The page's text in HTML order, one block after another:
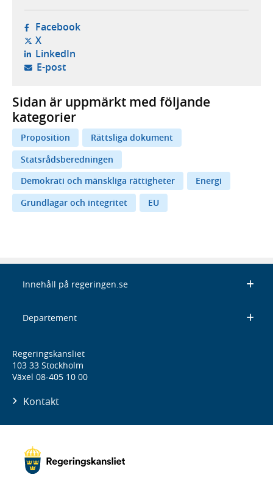
Facebook- öppnas i ny flik, extern webbplats,
X- öppnas i ny flik, extern webbplats,
LinkedIn- öppnas i ny flik, extern webbplats,
E-post- öppnar din e-postklient,
Sidan är uppmärkt med följande
kategorier
Proposition
Rättsliga dokument
Statsrådsberedningen
Demokrati och mänskliga rättigheter
Energi
Grundlagar och integritet
EU
Innehåll på regeringen.se
Departement
Regeringskansliet
103 33 Stockholm
Växel 08-405 10 00
Kontakt